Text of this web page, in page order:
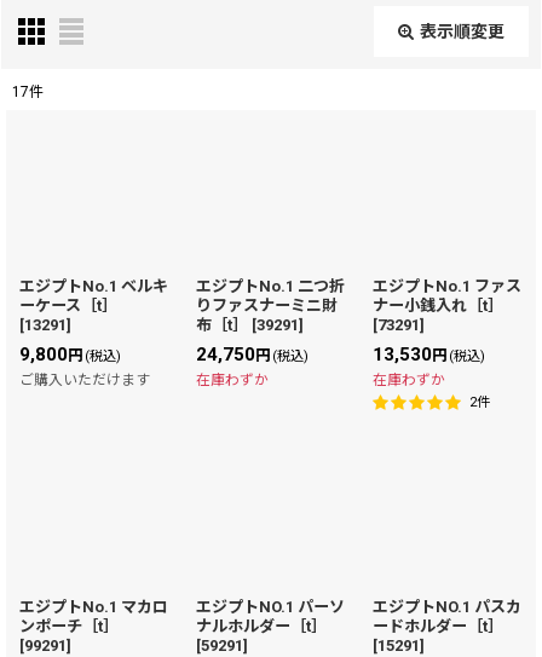
表示順変更
絞り込む
17件
エジプトNo.1 ベルキ
ーケース［t］
[13291]
9,800円 (税込)
ご購入いただけます
エジプトNo.1 二つ折
りファスナーミニ財
布［t］
[39291]
24,750円 (税込)
在庫わずか
エジプトNo.1 ファス
ナー小銭入れ［t］
[73291]
13,530円 (税込)
在庫わずか
2件
エジプトNo.1 マカロ
ンポーチ［t］
[99291]
エジプトNO.1 パーソ
ナルホルダー［t］
[59291]
エジプトNO.1 パスカ
ードホルダー［t］
[15291]